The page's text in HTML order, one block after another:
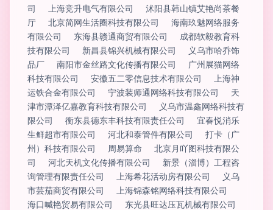
司
上海竞升电气有限公司
沭阳县韩山镇艾艳尚茶餐
厅
北京简网生活圈科技有限公司
海南玖魅网络服务
有限公司
东海县赣通商贸有限公司
成都软毅教育科
技有限公司
新昌县锦兴机械有限公司
义乌市哈乔饰
品厂
南阳市金丝路文化传播有限公司
广州展猫网络
科技有限公司
安徽五二零信息技术有限公司
上海神
运铁合金有限公司
宁波装师通网络科技有限公司
天
津市潭泽亿嘉教育科技有限公司
义乌市温鑫网络科技有
限公司
衡东县德东丰科技有限责任公司
宜春悦消乐
生鲜超市有限公司
河北和泰管件有限公司
打卡（广
州）科技有限公司
周易算命
北京月吖图科技有限公
司
河北天机文化传播有限公司
新景（淄博）工程咨
询管理有限责任公司
上海希花活动房有限公司
义乌
市芸茄商贸有限公司
上海锦森铭网络科技有限公司
海口喊艳贸易有限公司
东光县旺达压瓦机械有限公司